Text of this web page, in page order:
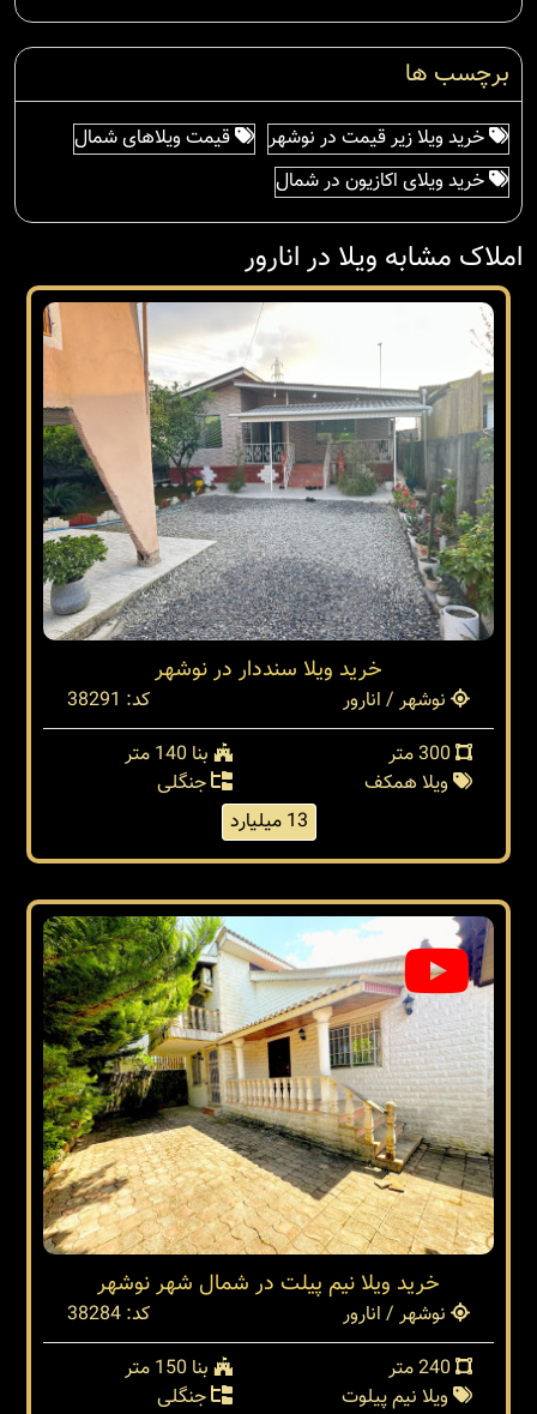
برچسب ها
خرید ویلا زیر قیمت در نوشهر
قیمت ویلاهای شمال
خرید ویلای اکازیون در شمال
املاک مشابه ویلا در انارور
خرید ویلا سنددار در نوشهر
نوشهر / انارور
کد: 38291
بنا 140 متر
ویلا همکف
جنگلی
13 میلیارد
خرید ویلا نیم پیلت در شمال شهر نوشهر
نوشهر / انارور
کد: 38284
بنا 150 متر
ویلا نیم پیلوت
جنگلی